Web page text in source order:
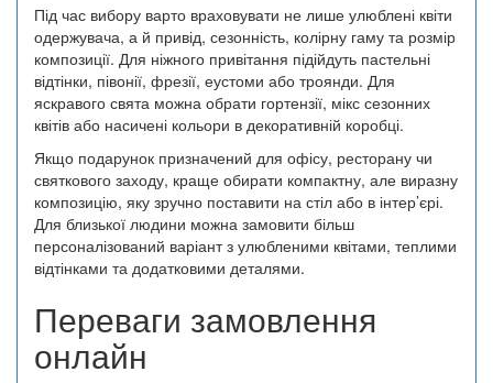
Під час вибору варто враховувати не лише улюблені квіти
одержувача, а й привід, сезонність, колірну гаму та розмір
композиції. Для ніжного привітання підійдуть пастельні
відтінки, півонії, фрезії, еустоми або троянди. Для
яскравого свята можна обрати гортензії, мікс сезонних
квітів або насичені кольори в декоративній коробці.
Якщо подарунок призначений для офісу, ресторану чи
святкового заходу, краще обирати компактну, але виразну
композицію, яку зручно поставити на стіл або в інтер’єрі.
Для близької людини можна замовити більш
персоналізований варіант з улюбленими квітами, теплими
відтінками та додатковими деталями.
Переваги замовлення
онлайн